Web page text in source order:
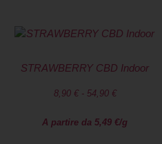
STRAWBERRY CBD Indoor
8,90 € - 54,90 €
A partire da 5,49 €/g